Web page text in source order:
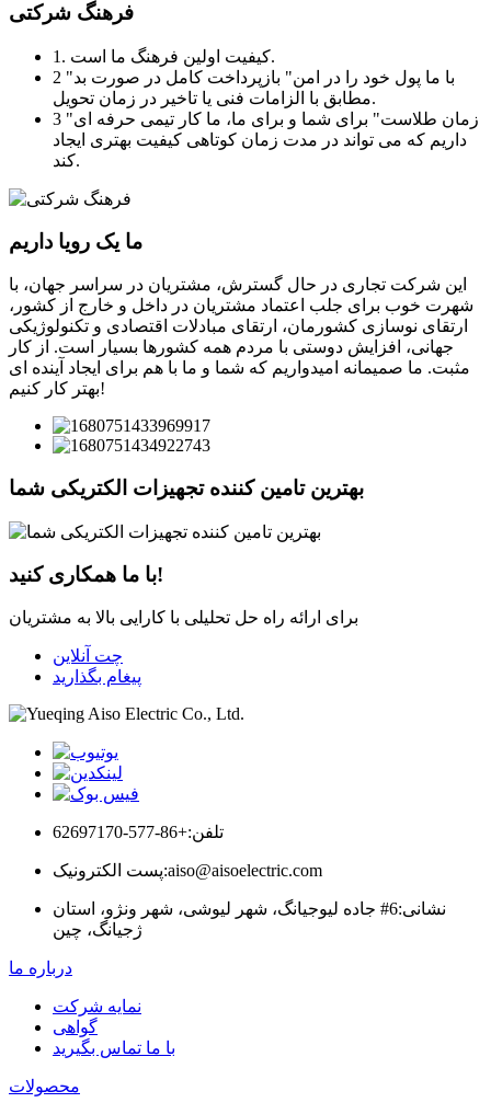
فرهنگ شرکتی
1. کیفیت اولین فرهنگ ما است.
2 "با ما پول خود را در امن" بازپرداخت کامل در صورت بد
مطابق با الزامات فنی یا تاخیر در زمان تحویل.
3 "زمان طلاست" برای شما و برای ما، ما کار تیمی حرفه ای
داریم که می تواند در مدت زمان کوتاهی کیفیت بهتری ایجاد
کند.
ما یک رویا داریم
این شرکت تجاری در حال گسترش، مشتریان در سراسر جهان، با
شهرت خوب برای جلب اعتماد مشتریان در داخل و خارج از کشور،
ارتقای نوسازی کشورمان، ارتقای مبادلات اقتصادی و تکنولوژیکی
جهانی، افزایش دوستی با مردم همه کشورها بسیار است. از کار
مثبت. ما صمیمانه امیدواریم که شما و ما با هم برای ایجاد آینده ای
بهتر کار کنیم!
بهترین تامین کننده تجهیزات الکتریکی شما
با ما همکاری کنید!
برای ارائه راه حل تحلیلی با کارایی بالا به مشتریان
چت آنلاین
پیغام بگذارید
تلفن:+86-577-62697170
پست الکترونیک:aiso@aisoelectric.com
نشانی: 6# جاده لیوجیانگ، شهر لیوشی، شهر ونژو، استان
ژجیانگ، چین
درباره ما
نمایه شرکت
گواهی
با ما تماس بگیرید
محصولات